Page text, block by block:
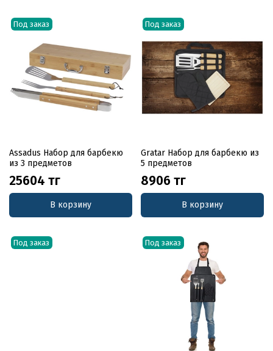
Под заказ
Assadus Набор для барбекю
из 3 предметов
25604 тг
В корзину
Под заказ
Gratar Набор для барбекю из
5 предметов
8906 тг
В корзину
Под заказ Под заказ